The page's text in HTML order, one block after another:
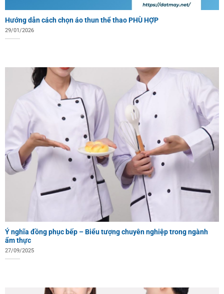
Hướng dẫn cách chọn áo thun thể thao PHÙ HỢP
29/01/2026
Ý nghĩa đồng phục bếp – Biểu tượng chuyên nghiệp trong ngành
ẩm thực
27/09/2025